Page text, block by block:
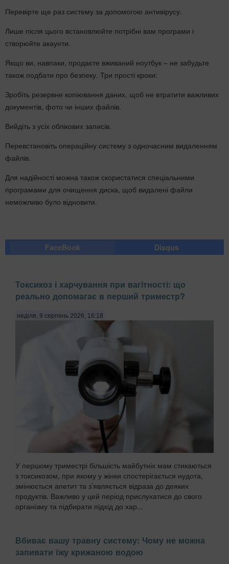
Перевірте ще раз систему за допомогою антивірусу.
Лише після цього встановлюйте потрібні вам програми і
створюйте акаунти.
Якщо ви, навпаки, продаєте вживаний ноутбук – не забудьте
також подбати про безпеку. Три прості кроки:
Зробіть резервне копіювання даних, щоб не втратити важливих
документів, фото чи інших файлів.
Вийдіть з усіх облікових записів.
Перевстановіть операційну систему з одночасним видаленням
файлів.
Для надійності можна також скористатися спеціальними
програмами для очищення диска, щоб видалені файли
неможливо було відновити.
FaceBook Disqus
Токсикоз і харчування при вагітності: що
реально допомагає в перший триместр?
неділя, 9 серпень 2026, 16:18
У першому триместрі більшість майбутніх мам стикаються
з токсикозом, при якому у жінки спостерігається нудота,
змінюється апетит та з’являється відраза до деяких
продуктів. Важливо у цей період прислухатися до свого
організму та підбирати підхід до хар...
Вбиває вашу травну систему: Чому не можна
запивати їжу крижаною водою